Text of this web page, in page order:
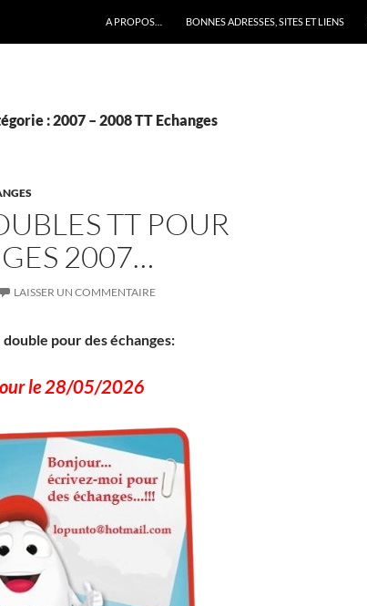
A PROPOS… BONNES ADRESSES, SITES ET LIENS
: 2007 – 2008 TT Echanges
TT POUR
2007…
LAISSER UN COMMENTAIRE
pour des échanges:
le 28/05/2026